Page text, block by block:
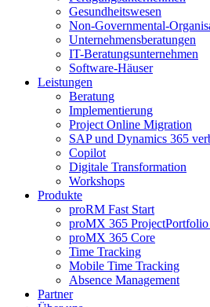
Gesundheitswesen
Non-Governmental-
Unternehmensberatungen
IT-Beratungsunternehmen
Software-Häuser
Leistungen
Beratung
Implementierung
Project Online Migration
SAP und Dynamics 365
Copilot
Digitale Transformation
Workshops
Produkte
proRM Fast Start
proMX 365 ProjectPortfolio
proMX 365 Core
Time Tracking
Mobile Time Tracking
Absence Management
Partner